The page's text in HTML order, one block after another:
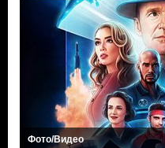
Фото/Видео